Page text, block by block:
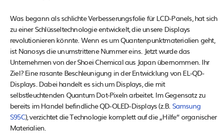
Was begann als schlichte Verbesserungsfolie für LCD-Panels, hat sich
zu einer Schlüsseltechnologie entwickelt, die unsere Displays
revolutionieren könnte. Wenn es um Quantenpunktmaterialien geht,
ist Nanosys die unumstrittene Nummer eins. Jetzt wurde das
Unternehmen von der Shoei Chemical aus Japan übernommen. Ihr
Ziel? Eine rasante Beschleunigung in der Entwicklung von EL-QD-
Displays. Dabei handelt es sich um Displays, die mit
selbstleuchtenden Quantum Dot-Pixeln arbeitet. Im Gegensatz zu
bereits im Handel befindliche QD-OLED-Displays (z.B. Samsung
S95C), verzichtet die Technologie komplett auf die „Hilfe“ organischer
Materialien.